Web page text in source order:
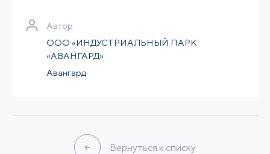
Автор
ООО «ИНДУСТРИАЛЬНЫЙ ПАРК
«АВАНГАРД»
Авангард
Вернуться к списку